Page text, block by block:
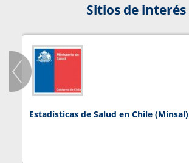
Sitios de interés
Estadísticas de Salud en Chile (Minsal)